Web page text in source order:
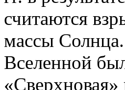
считаются
массы
Вселенной